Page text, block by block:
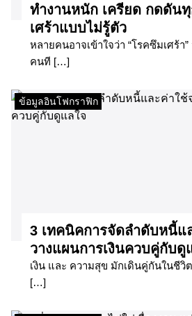
ทำงานหนัก เครียด กดดัน
เศร้าแบบไม่รู้ตัว
หลายคนอาจเข้าใจว่า “โรคซึมเศร้า
คนที […]
ข้อมูลอินโฟกราฟิก
3 เทคนิคการจัดลำดับหนี้แ
วางแผนการเงินควบคู่กับดู
เงิน และ ความสุข มักเดินคู่กันในชีวิ
[…]